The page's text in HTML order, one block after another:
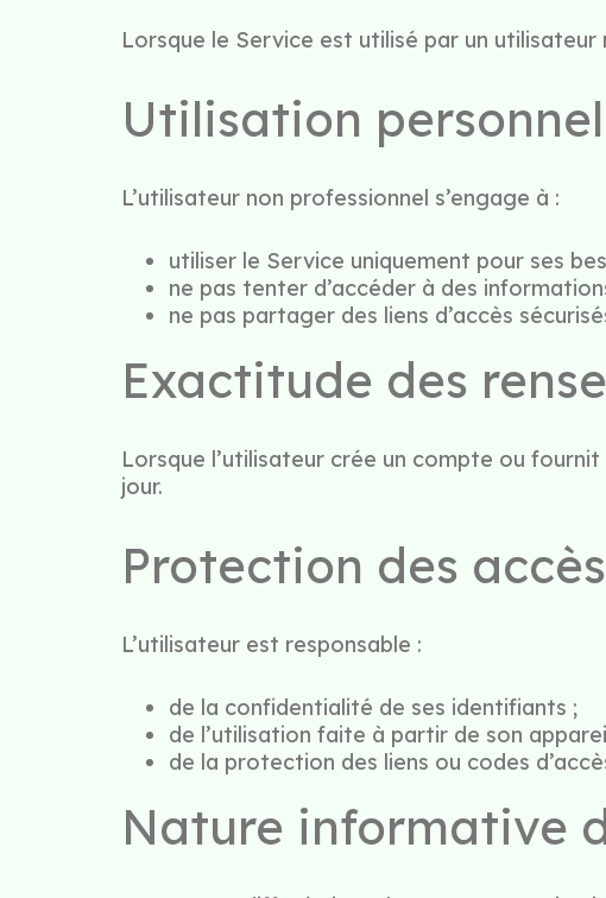
Lorsque le Service est utilisé par un
Utilisation
L’utilisateur non professionnel s’engage à :
utiliser le Service uniquement pour ses
ne pas tenter d’accéder à des
ne pas partager des liens d’accès
Exactitude des
Lorsque l’utilisateur crée un compte ou
jour.
Protection des accès
L’utilisateur est responsable :
de la confidentialité de ses identifiants ;
de l’utilisation faite à partir de son
de la protection des liens ou codes
Nature informative